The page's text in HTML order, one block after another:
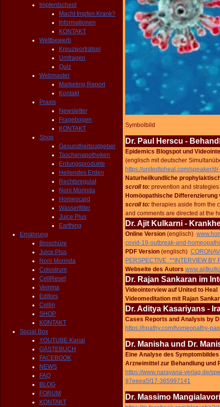
Impfentscheid
Macht Impfen Krank?
Informationen
KONTAKT
Wettbewerb
Kreuzworträtsel
Umfragen
Quiz
Webmaster
Marketing Report
Kontakt
Praxis
Newsletter
Fragebogen
KONTAKT
Shop
Gesundheitsratgeber
Taschenapotheken
Erdungsprodukte
Heilendes Erden
Rechtsregulat
Noni Morinda
Homeocard
Wasserfilter
Juice Plus
Earthing
Ernährung
Broschüre
Juice Plus
Noni Morinda
Colostrum
CellReset
Vemma
Edifors
Cellin
SHOP
KONTAKT
Social Box
YOUTUBE Kanal
GÄSTEBUCH
FACEBOOK
NEWS
FAQ
BLOG
FORUM
KONTAKT
Symbolbild
Dr. Paul Herscu -
Epidemics Blogspot und
(englisch mit deutscher
https://unitedtoheal.com/speaker/
Naturheilkundliche
scroll to: prevention and strategies
Homöopathische
scroll to: therapies aside from the
and comments are directed at the
Dr. Ajit Kulkarni -
Online Version (englisch)
covid-19-outbreak-and-
PDF Version (englisch)
PERSPECTIVE **INTERVIEW BY
Webseite des Autors
Dr. Rajan Sankaran im
Videointerview auf United to
Videomeditation mit Rajan
Dr. Aditya Kasariyans -
Cases Reports and Analysis by
https://hpathy.com/homeopathy-
Dr. Manisha und Dr.
Eine Analyse des
Arzneimittel zur Behandlung und
https://www.narayana-verlag.de/
97eeea5f17-365997141
Dr. Massimo